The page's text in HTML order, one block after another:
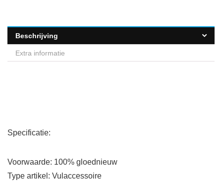
Beschrijving
Extra informatie
Specificatie:
Voorwaarde: 100% gloednieuw
Type artikel: Vulaccessoire